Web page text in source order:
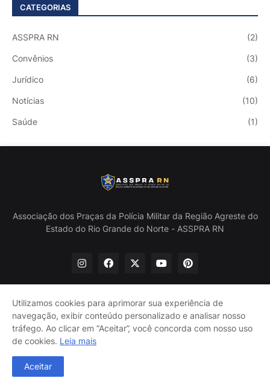
CATEGORIAS
ASSPRA RN (2)
Convênios (3)
Jurídico (6)
Notícias (10)
Saúde (1)
Associação dos Praças da Polícia Militar da Região Agreste do
Estado do Rio Grande do Norte - ASSPRA RN
@ASSPRA RN Todos os direitos reservados. Design por
Início Quem Somos
Política de Privacidade
Contate-nos
Utilizamos cookies para aprimorar sua experiência de
navegação, exibir conteúdo personalizado e analisar nosso
tráfego. Ao clicar em “Aceitar”, você concorda com nosso uso
de cookies. Leia mais
Aceitar